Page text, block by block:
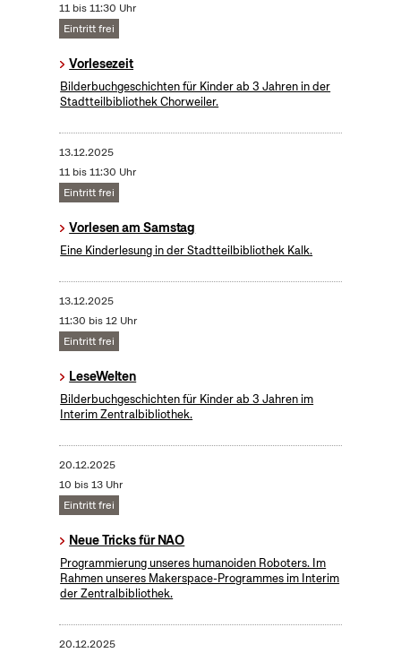
11 bis 11:30 Uhr
Eintritt frei
Vorlesezeit
Bilderbuchgeschichten für Kinder ab 3 Jahren in der
Stadtteilbibliothek Chorweiler.
13.12.2025
11 bis 11:30 Uhr
Eintritt frei
Vorlesen am Samstag
Eine Kinderlesung in der Stadtteilbibliothek Kalk.
13.12.2025
11:30 bis 12 Uhr
Eintritt frei
LeseWelten
Bilderbuchgeschichten für Kinder ab 3 Jahren im
Interim Zentralbibliothek.
20.12.2025
10 bis 13 Uhr
Eintritt frei
Neue Tricks für NAO
Programmierung unseres humanoiden Roboters. Im
Rahmen unseres Makerspace-Programmes im Interim
der Zentralbibliothek.
20.12.2025